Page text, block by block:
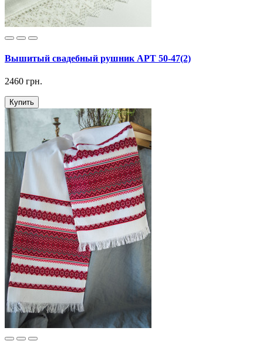
Вышитый свадебный рушник АРТ 50-47(2)
2460 грн.
Купить